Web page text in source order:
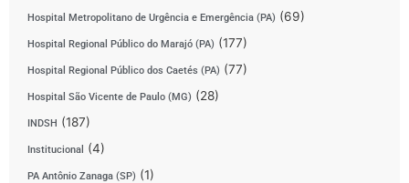
Hospital Metropolitano de Urgência e Emergência (PA) (69)
Hospital Regional Público do Marajó (PA) (177)
Hospital Regional Público dos Caetés (PA) (77)
Hospital São Vicente de Paulo (MG) (28)
INDSH (187)
Institucional (4)
PA Antônio Zanaga (SP) (1)